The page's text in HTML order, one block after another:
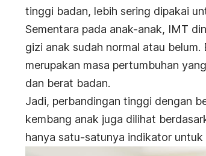
tinggi badan, lebih sering dipakai
Sementara pada anak-anak, IMT
gizi anak sudah normal atau
merupakan masa pertumbuhan
dan berat badan.
Jadi, perbandingan tinggi dengan
kembang anak juga dilihat
hanya satu-satunya indikator